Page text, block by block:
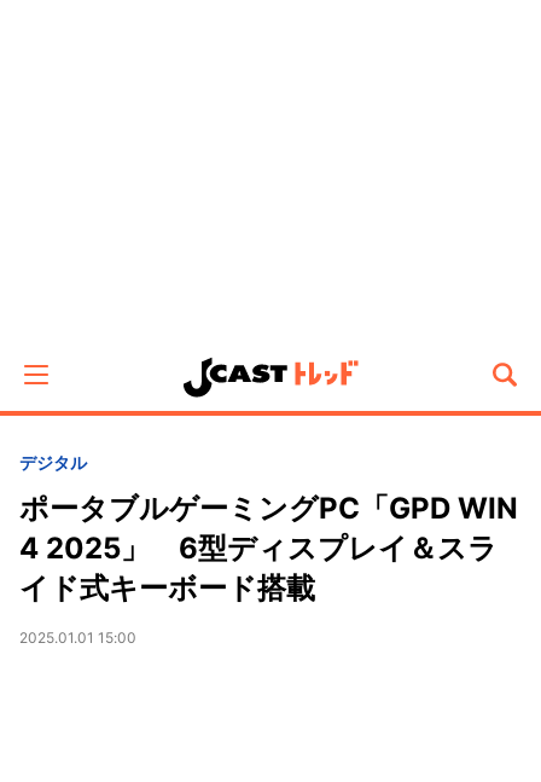
デジタル
ポータブルゲーミングPC「GPD WIN
4 2025」 6型ディスプレイ＆スラ
イド式キーボード搭載
2025.01.01 15:00